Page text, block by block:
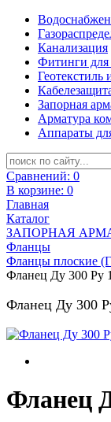
Канализация
Фитинги
Геотекстиль
Запорная
Арматура
Аппараты
Сравнений: 0
В корзине: 0
Главная
Каталог
ЗАПОРНАЯ
Фланцы
Фланцы плоские
Фланец Ду 300 Ру
Фланец Ду 300
Фланец